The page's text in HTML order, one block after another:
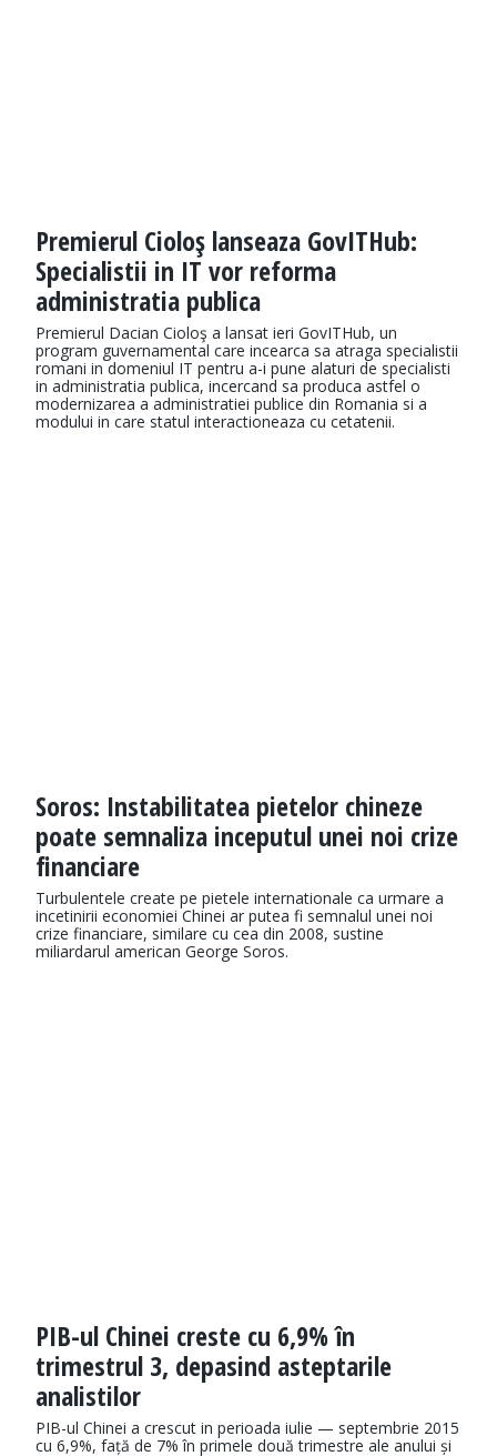
Premierul Cioloş lanseaza GovITHub:
Specialistii in IT vor reforma
administratia publica
Premierul Dacian Cioloş a lansat ieri GovITHub, un
program guvernamental care incearca sa atraga specialistii
romani in domeniul IT pentru a-i pune alaturi de specialisti
in administratia publica, incercand sa produca astfel o
modernizarea a administratiei publice din Romania si a
modului in care statul interactioneaza cu cetatenii.
Soros: Instabilitatea pietelor chineze
poate semnaliza inceputul unei noi crize
financiare
Turbulentele create pe pietele internationale ca urmare a
incetinirii economiei Chinei ar putea fi semnalul unei noi
crize financiare, similare cu cea din 2008, sustine
miliardarul american George Soros.
PIB-ul Chinei creste cu 6,9% în
trimestrul 3, depasind asteptarile
analistilor
PIB-ul Chinei a crescut in perioada iulie — septembrie 2015
cu 6,9%, față de 7% în primele două trimestre ale anului și